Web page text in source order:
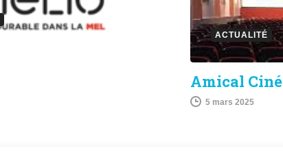
ACTUALITÉ
Amical Ciné
5 mars 2025